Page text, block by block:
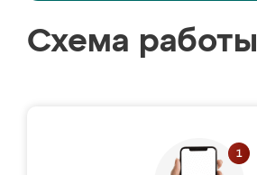
Схема работы